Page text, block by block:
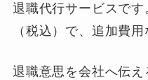
退職代行サービスで
（税込）で、追加費
退職意思を会社へ伝